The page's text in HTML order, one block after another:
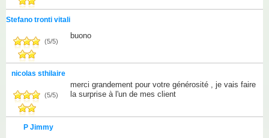
Stefano tronti vitali
(5/5)
buono
nicolas sthilaire
(5/5)
merci grandement pour votre générosité , je vais faire
la surprise à l'un de mes client
P Jimmy